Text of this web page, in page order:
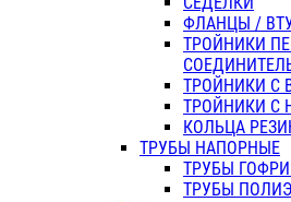
ФЛАНЦЫ /
ТРОЙНИКИ
ТРОЙНИКИ С
ТРОЙНИКИ С
КОЛЬЦА
ТРУБЫ НАПОРНЫЕ
ТРУБЫ
ТРУБЫ